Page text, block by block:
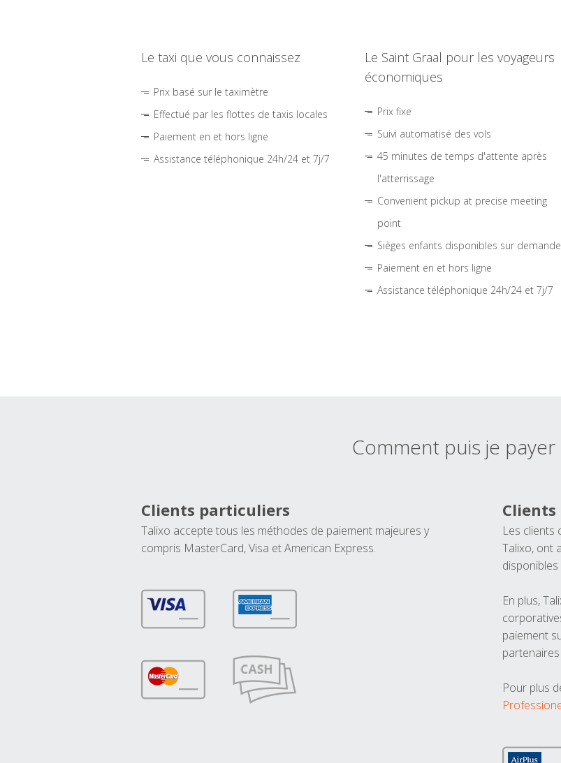
Le taxi que vous connaissez
Prix basé sur le taximètre
Effectué par les flottes de taxis locales
Paiement en et hors ligne
Assistance téléphonique 24h/24 et 7j/7
Le Saint Graal pour les voyageurs
économiques
Prix fixe
Suivi automatisé des vols
45 minutes de temps d'attente après
l'atterrissage
Convenient pickup at precise meeting
point
Sièges enfants disponibles sur
Paiement en et hors ligne
Assistance téléphonique 24h/24 et 7j/7
Comment puis je payer
Clients particuliers
Talixo accepte tous les méthodes de paiement majeures y
compris MasterCard, Visa et American Express.
Les clients
Talixo, ont
En plus,
paiement
Pour plus